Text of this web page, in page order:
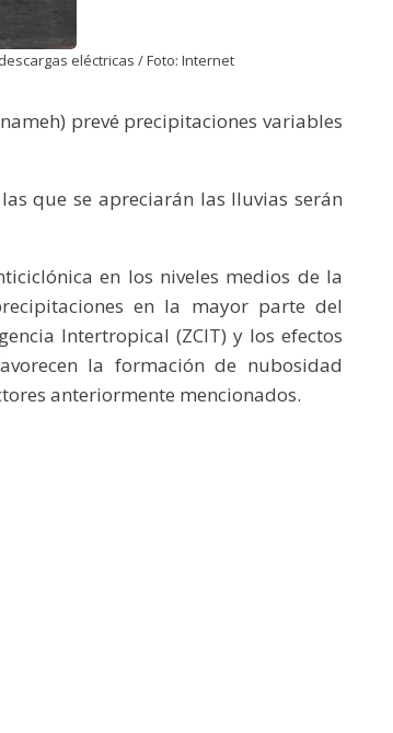
eléctricas / Foto: Internet
prevé precipitaciones variables
que se apreciarán las lluvias serán
en los niveles medios de la
en la mayor parte del
Intertropical (ZCIT) y los efectos
la formación de nubosidad
anteriormente mencionados.